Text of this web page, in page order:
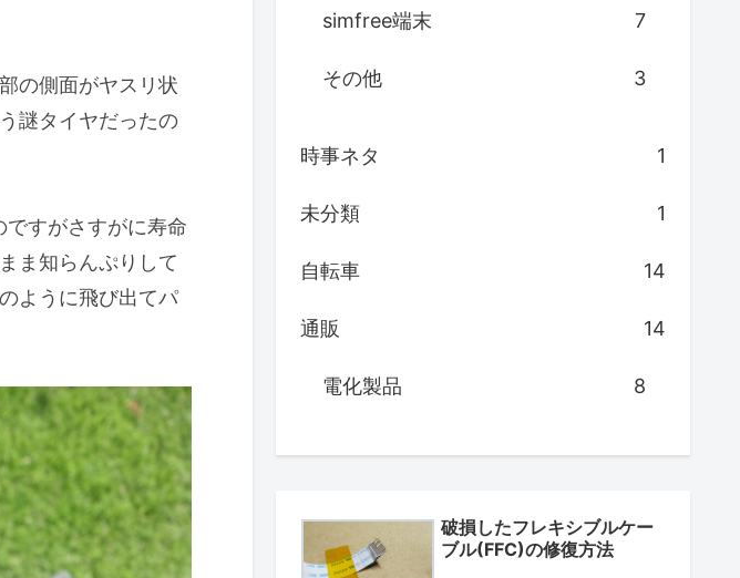
の側面がヤスリ状
謎タイヤだったの
すがさすがに寿命
ま知らんぷりして
ように飛び出てパ
simfree端末 7
その他 3
時事ネタ 1
未分類 1
自転車 14
通販 14
電化製品 8
破損したフレキシブルケー
ブル(FFC)の修復方法